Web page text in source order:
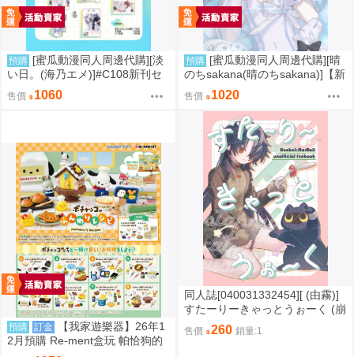
預購 [蜜瓜動漫同人周邊代購][淡
い日。(海乃エメ)]#C108新刊セ
ット(Hololive)(同人誌)
售價 1060
預購 [蜜瓜動漫同人周邊代購][晴
のちsakana(晴のちsakana)]【新
刊セット】dreamin(同人誌)
售價 1020
預購 訂金
【我家遊樂器】26年1
2月預購 Re-ment盒玩 帕恰狗的
同人誌[040031332454][ (由霧)]
すたーりーきゃっとうぉーく (崩
壞星穹鐵道)刃 景元
售價 260 銷量:1